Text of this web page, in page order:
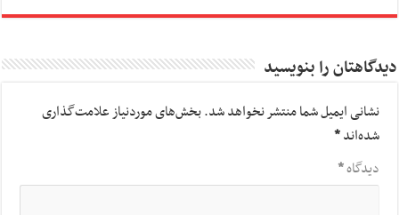
دیدگاهتان را بنویسید
نشانی ایمیل شما منتشر نخواهد شد.بخش‌های موردنیاز علامت‌گذاری
شده‌اند*
دیدگاه*